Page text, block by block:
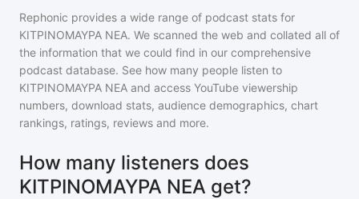
Rephonic provides a wide range of podcast stats for
ΚΙΤΡΙΝΟΜΑΥΡΑ ΝΕΑ. We scanned the web and collated all of
the information that we could find in our comprehensive
podcast database. See how many people listen to
ΚΙΤΡΙΝΟΜΑΥΡΑ ΝΕΑ and access YouTube viewership
numbers, download stats, audience demographics, chart
rankings, ratings, reviews and more.
How many listeners does
ΚΙΤΡΙΝΟΜΑΥΡΑ ΝΕΑ get?